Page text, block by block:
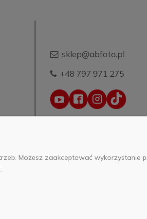
sklep@abfoto.pl
+48 797 971 275
z o.o.Możesz zaakceptować wykorzystanie